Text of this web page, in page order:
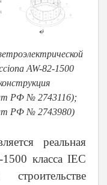
AW-82-1500
РФ № 2743116);
РФ № 2743980)
реальная
класса IEC